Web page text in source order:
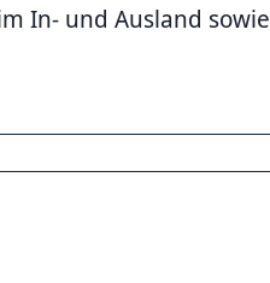
In- und Ausland